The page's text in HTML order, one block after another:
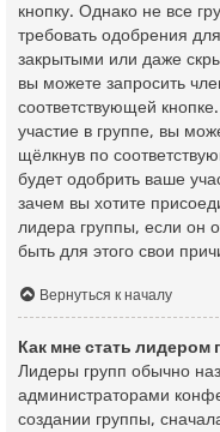
кнопку. Однако не все
требовать одобрения
закрытыми или даже
вы можете запросить
соответствующей
участие в группе, вы
щёлкнув по
будет одобрить ваше
зачем вы хотите
лидера группы, если он
быть для этого свои
Вернуться к началу
Как мне стать лидером
Лидеры групп обычно
администраторами
создании группы,